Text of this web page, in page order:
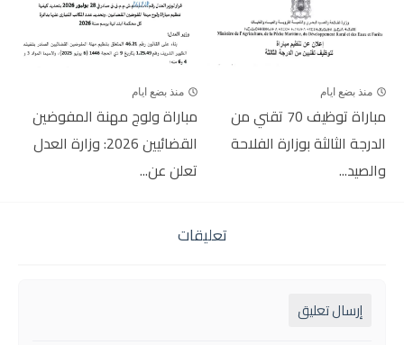
منذ بضع ايام
مباراة توظيف 70 تقني من
الدرجة الثالثة بوزارة الفلاحة
والصيد...
منذ بضع ايام
مباراة ولوج مهنة المفوضين
القضائيين 2026: وزارة العدل
تعلن عن...
تعليقات
إرسال تعليق